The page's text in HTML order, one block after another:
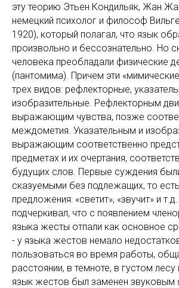
эту теорию Этьен Кондильяк, Жан
немецкий психолог и философ
1920), который полагал, что язык
произвольно и бессознательно. Но
человека преобладали физические
(пантомима). Причем эти
трех видов: рефлекторные,
изобразительные. Рефлекторным
выражающим чувства, позже
междометия. Указательным и
выражающим соответственно
предметах и их очертания,
будущих слов. Первые суждения
сказуемыми без подлежащих, то
предложения: «светит», «звучит» и
подчеркивал, что с появлением
языка жесты отпали как основное
- у языка жестов немало
пользоваться во время работы,
расстоянии, в темноте, в густом
язык жестов был заменен звуковым